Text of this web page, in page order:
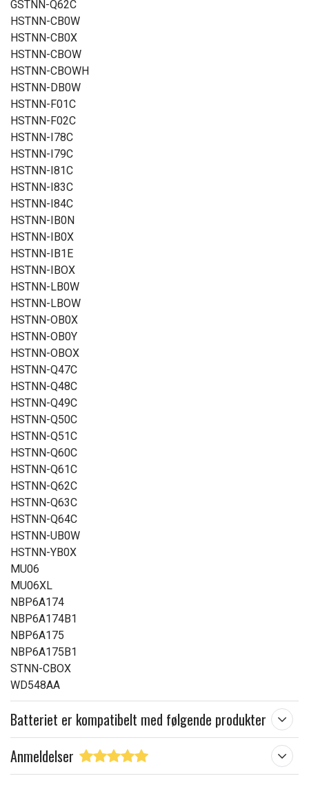
GSTNN-Q62C
HSTNN-CB0W
HSTNN-CB0X
HSTNN-CBOW
HSTNN-CBOWH
HSTNN-DB0W
HSTNN-F01C
HSTNN-F02C
HSTNN-I78C
HSTNN-I79C
HSTNN-I81C
HSTNN-I83C
HSTNN-I84C
HSTNN-IB0N
HSTNN-IB0X
HSTNN-IB1E
HSTNN-IBOX
HSTNN-LB0W
HSTNN-LBOW
HSTNN-OB0X
HSTNN-OB0Y
HSTNN-OBOX
HSTNN-Q47C
HSTNN-Q48C
HSTNN-Q49C
HSTNN-Q50C
HSTNN-Q51C
HSTNN-Q60C
HSTNN-Q61C
HSTNN-Q62C
HSTNN-Q63C
HSTNN-Q64C
HSTNN-UB0W
HSTNN-YB0X
MU06
MU06XL
NBP6A174
NBP6A174B1
NBP6A175
NBP6A175B1
STNN-CBOX
WD548AA
Batteriet er kompatibelt med følgende produkter
Anmeldelser